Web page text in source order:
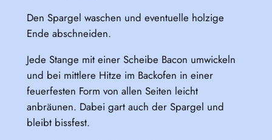
Den Spargel waschen und eventuelle holzige
Ende abschneiden.
Jede Stange mit einer Scheibe Bacon umwickeln
und bei mittlere Hitze im Backofen in einer
feuerfesten Form von allen Seiten leicht
anbräunen. Dabei gart auch der Spargel und
bleibt bissfest.